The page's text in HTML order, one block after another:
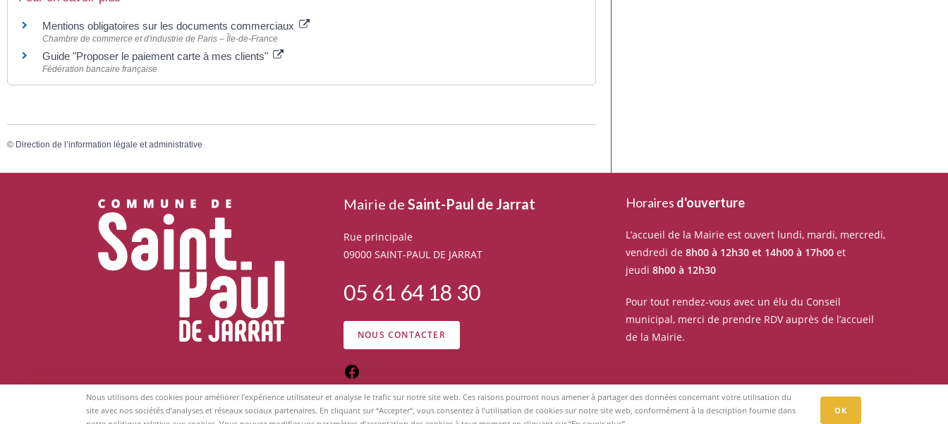
Mentions obligatoires sur les documents commerciaux
Chambre de commerce et d'industrie de Paris – Île-de-France
Guide "Proposer le paiement carte à mes clients"
Fédération bancaire française
© Direction de l’information légale et administrative
Mairie de Saint-Paul de Jarrat
Rue principale
09000 SAINT-PAUL DE JARRAT
05 61 64 18 30
NOUS CONTACTER
Horaires d'ouverture
L’accueil de la Mairie est ouvert lundi, mardi, mercredi,
vendredi de 8h00 à 12h30 et 14h00 à 17h00et
jeudi 8h00 à 12h30
Pour tout rendez-vous avec un élu du Conseil
municipal, merci de prendre RDV auprès de l’accueil
de la Mairie.
Tous droits réservés 2026 - Mairie de Saint-Paul de Jarrat -Mentions légales
Nous utilisons des cookies pour améliorer l’expérience utilisateur et analyse le trafic sur notre site web. Ces raisons pourront nous amener à partager des données concernant votre utilisation du
site avec nos sociétés d’analyses et réseaux sociaux partenaires. En cliquant sur “Accepter“, vous consentez à l’utilisation de cookies sur notre site web, conformément à la description fournie dans
OK